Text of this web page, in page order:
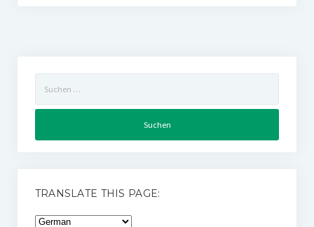
nach:
TRANSLATE THIS PAGE: